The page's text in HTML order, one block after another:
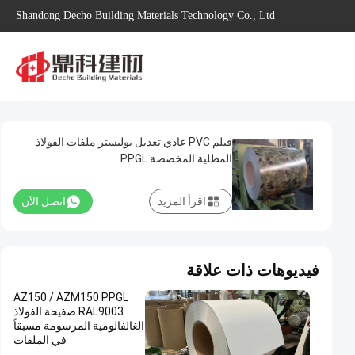
Shandong Decho Building Materials Technology Co., Ltd
فيلم PVC عادي تعديل بوليستر ملفات الفولاذ
المطلية المخصصة PPGL
اتصل الآن اقرأ المزيد
فيديوهات ذات علاقة
AZ150 / AZM150 PPGL
RAL9003 صفيحة الفولاذ
الغالفالومية المرسومة مسبقاً
في الملفات